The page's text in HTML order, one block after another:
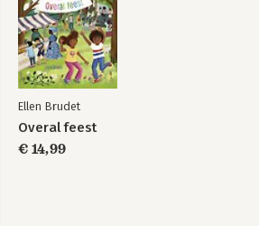
Ellen Brudet
Overal feest
€ 14,99